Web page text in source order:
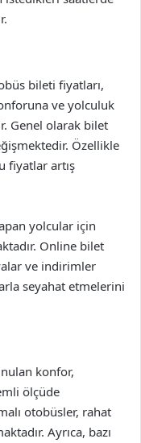
bileti fiyatları,
ve yolculuk
Genel olarak bilet
Özellikle
fiyatlar artış
yolcular için
Online bilet
ve indirimler
seyahat etmelerini
konfor,
ölçüde
otobüsler, rahat
Ayrıca, bazı